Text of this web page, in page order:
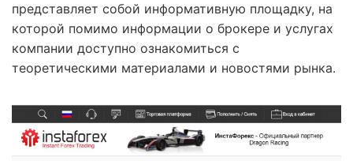
представляет собой информативную площадку, на
которой помимо информации о брокере и услугах
компании доступно ознакомиться с
теоретическими материалами и новостями рынка.